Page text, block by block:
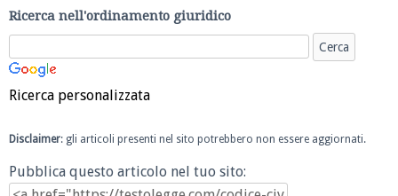
Ricerca nell'ordinamento giuridico
Ricerca personalizzata
Disclaimer: gli articoli presenti nel sito potrebbero non essere aggiornati.
Pubblica questo articolo nel tuo sito: